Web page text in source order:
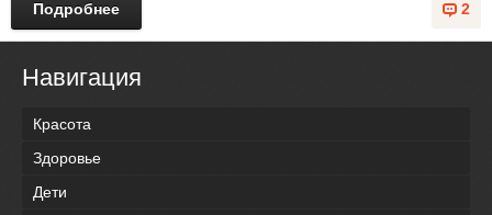
2
Подробнее
Навигация
Красота
Здоровье
Дети